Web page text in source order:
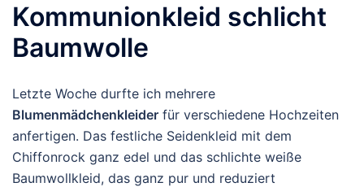
Kommunionkleid schlicht
Baumwolle
Letzte Woche durfte ich mehrere
Blumenmädchenkleider für verschiedene Hochzeiten
anfertigen. Das festliche Seidenkleid mit dem
Chiffonrock ganz edel und das schlichte weiße
Baumwollkleid, das ganz pur und reduziert